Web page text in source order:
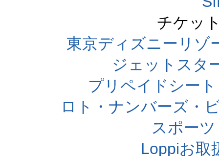
チケッ
東京ディズニーリゾ
ジェットスタ
プリペイドシー
ロト・ナンバーズ・
スポー
Loppiお取